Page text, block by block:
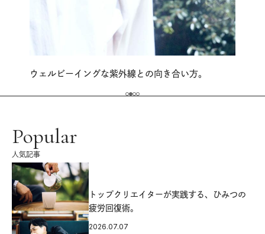
ウェルビーイングな紫外線との向き合い方。
Popular
人気記事
トップクリエイターが実践する、ひみつの
疲労回復術。
2026.07.07